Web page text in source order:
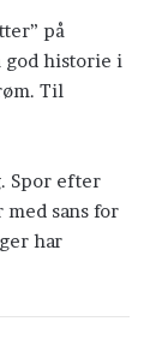
på
god historie i
Til
Spor efter
sans for
har